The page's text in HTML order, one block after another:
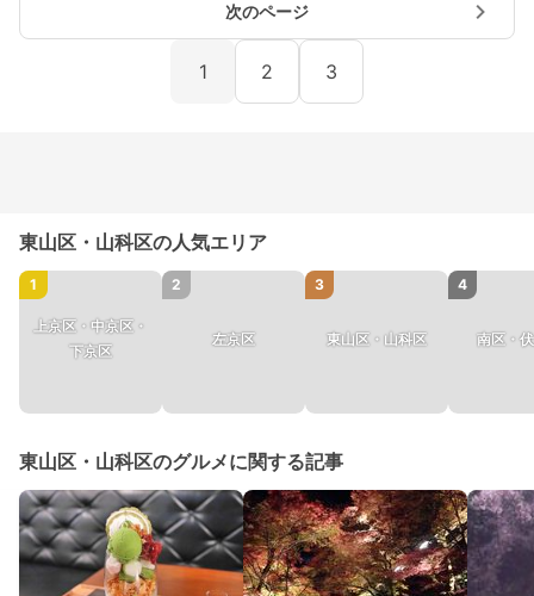
次のページ
1 2 3
東山区・山科区の人気エリア
1
上京区・中京区・
下京区
2
左京区
3
東山区・山科区
4
南区・
東山区・山科区のグルメに関する記事